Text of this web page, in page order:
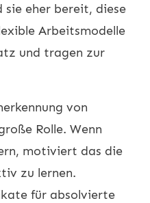
eher bereit, diese
Arbeitsmodelle
und tragen zur
von
Rolle. Wenn
motiviert das die
zu lernen.
für absolvierte